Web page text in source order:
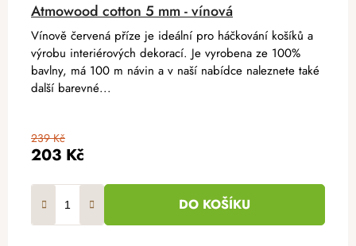
Atmowood cotton 5 mm - vínová
203 Kč
239 Kč
DO KOŠÍKU
Vínově červená příze je ideální pro háčkování košíků a
výrobu interiérových dekorací. Je vyrobena ze 100%
bavlny, má 100 m návin a v naší nabídce naleznete také
další barevné...